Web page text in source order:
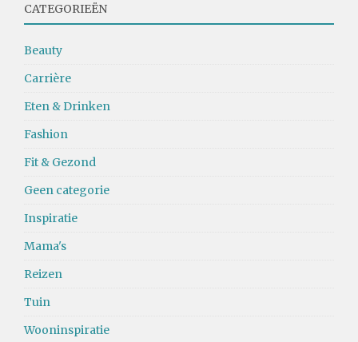
CATEGORIEËN
Beauty
Carrière
Eten & Drinken
Fashion
Fit & Gezond
Geen categorie
Inspiratie
Mama's
Reizen
Tuin
Wooninspiratie